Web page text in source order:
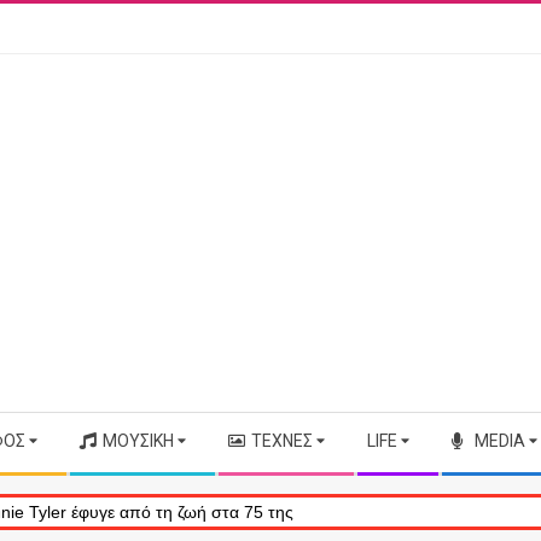
ΜΟΥΣΙΚΉ ΤΈΧΝΕΣ LIFE MEDIA
στα 75 της